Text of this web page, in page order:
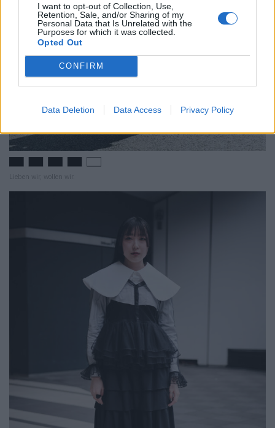
I want to opt-out of Collection, Use,
Retention, Sale, and/or Sharing of my
Personal Data that Is Unrelated with the
Purposes for which it was collected.
Opted Out
CONFIRM
Data Deletion Data Access Privacy Policy